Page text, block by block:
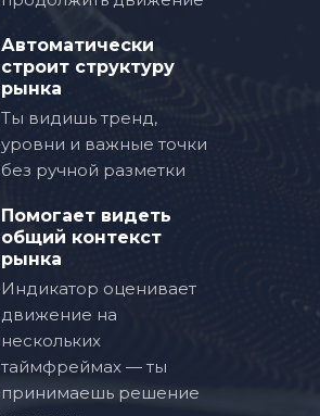
56
57
58
59
Автоматически
строит структуру
рынка
Ты видишь тренд,
уровни и важные точки
без ручной разметки
Помогает видеть
общий контекст
рынка
Индикатор оценивает
движение на
нескольких
таймфреймах — ты
принимаешь решение